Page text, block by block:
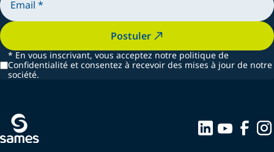
Postuler
* En vous inscrivant, vous acceptez notre politique de
Confidentialité et consentez à recevoir des mises à jour de notre
société.